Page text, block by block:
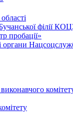
філії
пробації»
органи